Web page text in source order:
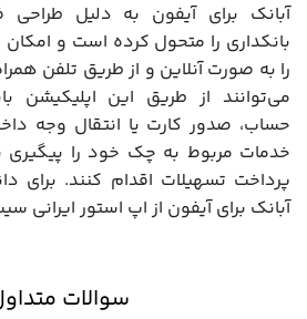
آبانک برای آیفون به دلیل طراحی
بانکداری را متحول کرده است و امکان
را به صورت آنلاین و از طریق تلفن
می‌توانند از طریق این اپلیکیشن
حساب، صدور کارت یا انتقال وجه
خدمات مربوط به چک خود را
پرداخت تسهیلات اقدام کنند. برای
آبانک برای آیفون از اپ استور ایرانی
سوالات